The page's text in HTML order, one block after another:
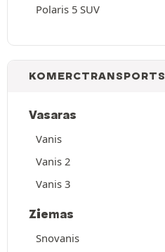
Polaris 5 SUV
KOMERCTRANSPORTS
Vasaras
Vanis
Vanis 2
Vanis 3
Ziemas
Snovanis